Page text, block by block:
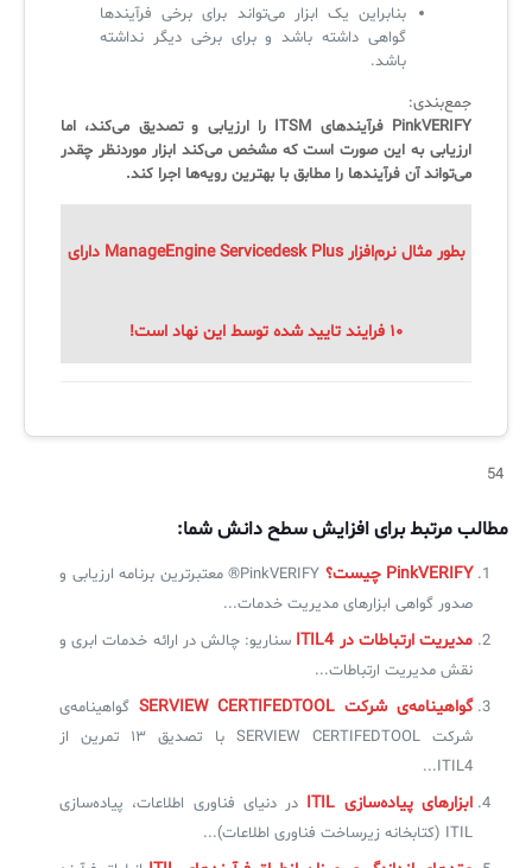
بنابراین یک ابزار می‌تواند برای برخی فرآیندها
گواهی داشته باشد و برای برخی دیگر نداشته
باشد.
جمع‌بندی:
PinkVERIFY فرآیندهای ITSM را ارزیابی و تصدیق می‌کند، اما
ارزیابی به این صورت است که مشخص می‌کند ابزار موردنظر چقدر
می‌تواند آن فرآیندها را مطابق با بهترین رویه‌ها اجرا کند.
بطور مثال نرم‌افزار ManageEngine Servicedesk Plus دارای
۱۰ فرایند تایید شده توسط این نهاد است!
54
مطالب مرتبط برای افزایش سطح دانش شما:
PinkVERIFY چیست؟
PinkVERIFY® معتبرترین برنامه ارزیابی و
صدور گواهی ابزارهای مدیریت خدمات...
مدیریت ارتباطات در ITIL4
سناریو: چالش در ارائه خدمات ابری و
نقش مدیریت ارتباطات...
گواهینامه‌ی شرکت SERVIEW CERTIFEDTOOL
گواهینامه‌ی
شرکت SERVIEW CERTIFEDTOOL با تصدیق ۱۳ تمرین از
ITIL4...
ابزارهای پیاده‌سازی ITIL
در دنیای فناوری اطلاعات، پیاده‌سازی
ITIL (کتابخانه زیرساخت فناوری اطلاعات)...